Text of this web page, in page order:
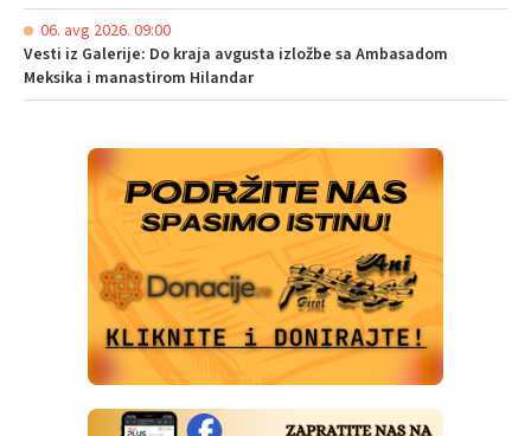
06. avg 2026. 09:00
Vesti iz Galerije: Do kraja avgusta izložbe sa Ambasadom
Meksika i manastirom Hilandar